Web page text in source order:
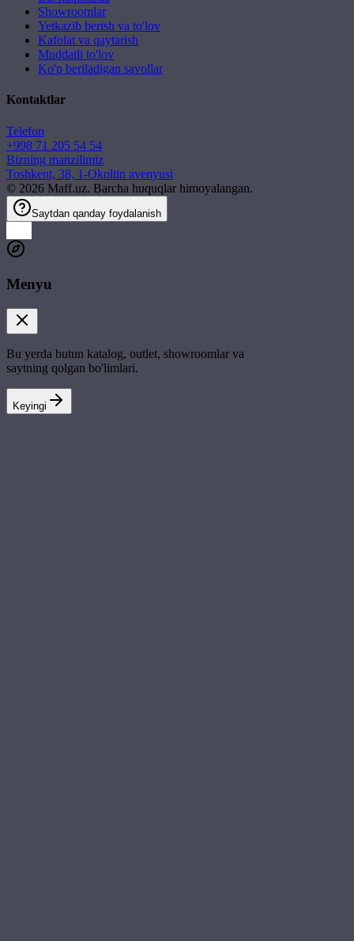
Showroomlar
Yetkazib berish va to'lov
Kafolat va qaytarish
Muddatli to'lov
Ko'p beriladigan savollar
Kontaktlar
Telefon
+998 71 205 54 54
Bizning manzilimiz
Toshkent, 38, 1-Okoltin avenyusi
© 2026 Maff.uz. Barcha huquqlar himoyalangan.
Saytdan qanday foydalanish
Menyu
Bu yerda butun katalog, outlet, showroomlar va
saytning qolgan bo'limlari.
Keyingi